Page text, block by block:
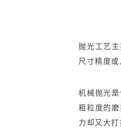
抛光工艺
尺寸精度
机械抛光
粗粒度的
力却又大打